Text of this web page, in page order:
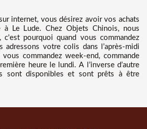
internet, vous désirez avoir vos achats
Le Lude. Chez Objets Chinois, nous
c'est pourquoi quand vous commandez
adressons votre colis dans l’après-midi
commandez week-end, commande
heure le lundi. A l’inverse d’autre
sont disponibles et sont prêts à être